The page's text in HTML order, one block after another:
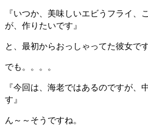
『いつか、美味しいエビうフライ、
が、作りたいです』
と、最初からおっしゃってた彼女です
でも。。。。
『今回は、海老ではあるのですが、
す』
ん～～そうですね。